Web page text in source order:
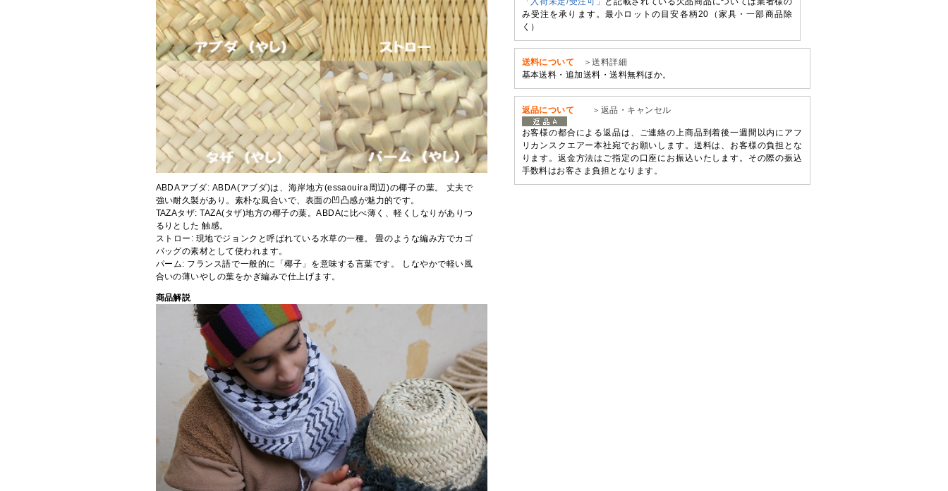
ABDAアブダ: ABDA(アブダ)は、海岸地方(essaouira周辺)の椰子の葉。 丈夫で
強い耐久製があり。素朴な風合いで、表面の凹凸感が魅力的です。
TAZAタザ: TAZA(タザ)地方の椰子の葉。ABDAに比べ薄く、軽くしなりがありつ
るりとした 触感。
ストロー: 現地でジョンクと呼ばれている水草の一種。 畳のような編み方でカゴ
バッグの素材として使われます。
パーム: フランス語で一般的に「椰子」を意味する言葉です。 しなやかで軽い風
合いの薄いやしの葉をかぎ編みで仕上げます。
商品解説
み受注を承ります。最小ロットの目安各柄20（家具・一部商品除
く）
送料について
＞送料詳細
基本送料・追加送料・送料無料ほか。
返品について ＞返品・キャンセル
お客様の都合による返品は、ご連絡の上商品到着後一週間以内にアフ
リカンスクエアー本社宛でお願いします。送料は、お客様の負担とな
ります。返金方法はご指定の口座にお振込いたします。その際の振込
手数料はお客さま負担となります。